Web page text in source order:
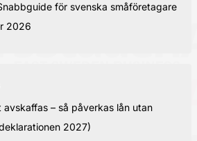
för svenska småföretagare
2026
avskaffas – så påverkas lån utan
2027)